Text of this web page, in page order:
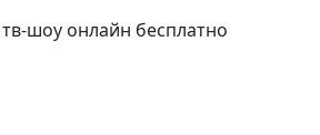
шоу онлайн бесплатно